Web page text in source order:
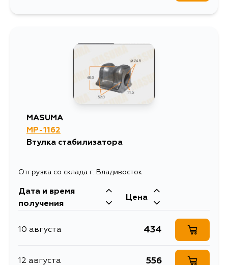
MASUMA
MP-1162
Втулка стабилизатора
Отгрузка со склада г. Владивосток
Дата и время
получения
Цена
10 августа 434
12 августа 556